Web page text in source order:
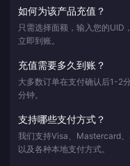
如何为该产品充值？
只需选择面额，输入您的UID
立即到账。
充值需要多久到账？
大多数订单在支付确认后1-2
分钟。
支持哪些支付方式？
我们支持Visa、Mastercard
以及各种本地支付方式。